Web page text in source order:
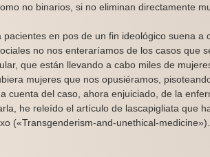
no binarios, si no eliminan directamente
pacientes en pos de un fin ideológico suena a
no nos enteraríamos de los casos que
que están llevando a cabo miles de
mujeres que nos opusiéramos,
cuenta del caso, ahora enjuiciado, de la
he releído el artículo de lascapigliata que
(«Transgenderism-and-unethical-